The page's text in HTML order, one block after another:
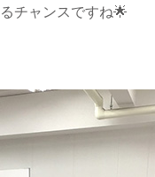
チャンスですね🌟